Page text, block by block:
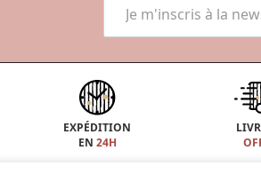
EXPÉDITION
EN 24H